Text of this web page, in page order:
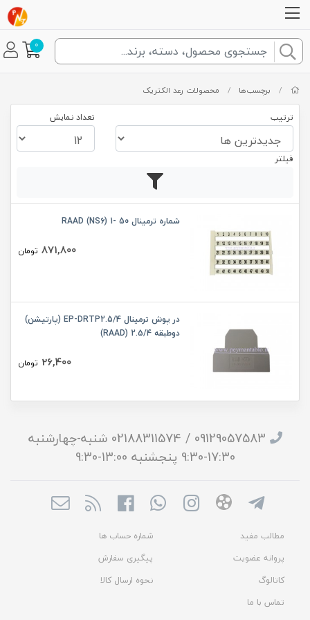
0
/ برچسب‌ها / محصولات رعد الکتریک
ترتیب تعداد نمایش
فیلتر
شماره ترمینال 50 -1 (RAAD (NS6
871,800 تومان
در پوش ترمینال EP-DRTP2.5/4 (پارتیشن)
دوطبقه 2.5/4 (RAAD)
26,400 تومان
09129057583 / 02188311574 شنبه-چهارشنبه
17:30-9:30 پنجشنبه 13:00-9:30
مطالب مفید
شماره حساب ها
پروانه عضویت
پیگیری سفارش
کاتالوگ
نحوه ارسال کالا
تماس با ما